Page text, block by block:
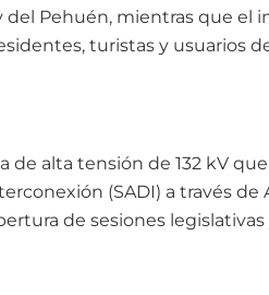
del Pehuén, mientras que el
turistas y usuarios
alta tensión de 132 kV
(SADI) a través de
de sesiones